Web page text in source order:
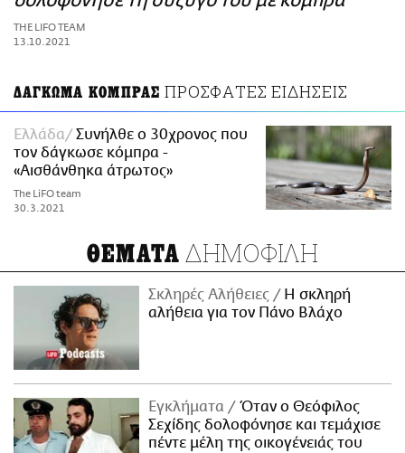
ΑΜΠΑ
PRINT
THE LIFO TEAM
13.10.2021
ΔΑΓΚΩΜΑ ΚΟΜΠΡΑΣ ΠΡΟΣΦΑΤΕΣ ΕΙΔΗΣΕΙΣ
Ελλάδα
Συνήλθε ο 30χρονος που
τον δάγκωσε κόμπρα -
«Αισθάνθηκα άτρωτος»
The LiFO team
30.3.2021
ΘΕΜΑΤΑ ΔΗΜΟΦΙΛΗ
Σκληρές Αλήθειες
H σκληρή
αλήθεια για τον Πάνο Βλάχο
Εγκλήματα
Όταν ο Θεόφιλος
Σεχίδης δολοφόνησε και τεμάχισε
πέντε μέλη της οικογένειάς του